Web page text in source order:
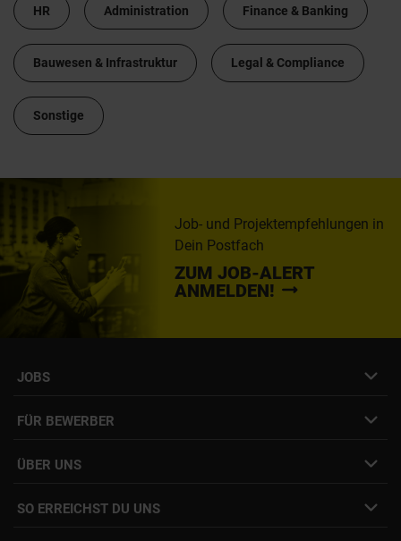
HR Administration Finance & Banking
Bauwesen & Infrastruktur Legal & Compliance
Sonstige
Job- und Projektempfehlungen in
Dein Postfach
ZUM JOB-ALERT
ANMELDEN!
JOBS
Initiativbewerbung
Interne Jobs
FÜR BEWERBER
Freelance Vermittlung
ÜBER UNS
Unsere Standorte
SO ERREICHST DU UNS